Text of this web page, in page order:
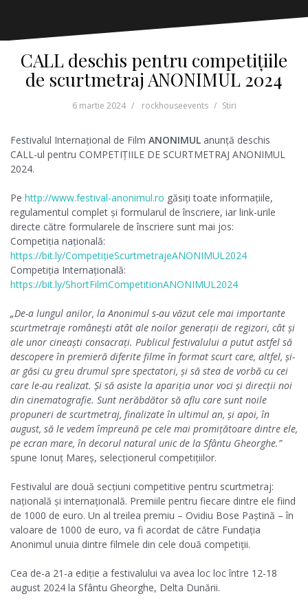
CALL deschis pentru competițiile
de scurtmetraj ANONIMUL 2024
6 martie 2024 rockhouseevents Stiri
Festivalul Internațional de Film ANONIMUL anunță deschis
CALL-ul pentru COMPETIȚIILE DE SCURTMETRAJ ANONIMUL
2024.
Pe http://www.festival-anonimul.ro găsiți toate informațiile,
regulamentul complet și formularul de înscriere, iar link-urile
directe către formularele de înscriere sunt mai jos:
Competiția națională:
https://bit.ly/CompetițieScurtmetrajeANONIMUL2024
Competiția Internațională:
https://bit.ly/ShortFilmCompetitionANONIMUL2024
„De-a lungul anilor, la Anonimul s-au văzut cele mai importante
scurtmetraje româneşti atât ale noilor generaţii de regizori, cât şi
ale unor cineaşti consacraţi. Publicul festivalului a putut astfel să
descopere în premieră diferite filme în format scurt care, altfel, şi-
ar găsi cu greu drumul spre spectatori, şi să stea de vorbă cu cei
care le-au realizat. Şi să asiste la apariţia unor voci şi direcţii noi
din cinematografie. Sunt nerăbdător să aflu care sunt noile
propuneri de scurtmetraj, finalizate în ultimul an, şi apoi, în
august, să le vedem împreună pe cele mai promiţătoare dintre ele,
pe ecran mare, în decorul natural unic de la Sfântu Gheorghe.”
spune Ionuț Mareș, selecționerul competițiilor.
Festivalul are două secțiuni competitive pentru scurtmetraj:
națională și internațională. Premiile pentru fiecare dintre ele fiind
de 1000 de euro. Un al treilea premiu – Ovidiu Bose Paștină – în
valoare de 1000 de euro, va fi acordat de către Fundația
Anonimul unuia dintre filmele din cele două competiții.
Cea de-a 21-a ediție a festivalului va avea loc loc între 12-18
august 2024 la Sfântu Gheorghe, Delta Dunării.